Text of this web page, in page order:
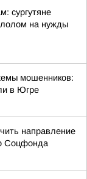
сургутяне
на нужды
мошенников:
в Югре
направление
Соцфонда